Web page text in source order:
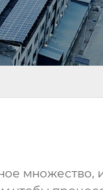
множество,